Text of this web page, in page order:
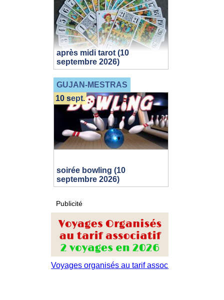
après midi tarot (10
septembre 2026)
GUJAN-MESTRAS
soirée bowling (10
septembre 2026)
10 sept.
Publicité